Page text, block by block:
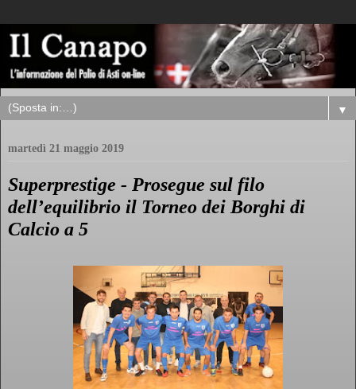
▼
martedì 21 maggio 2019
Superprestige - Prosegue sul filo
dell’equilibrio il Torneo dei Borghi di
Calcio a 5